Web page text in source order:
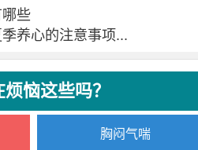
哪些
养心的注意事项...
恼这些吗？
胸闷气喘